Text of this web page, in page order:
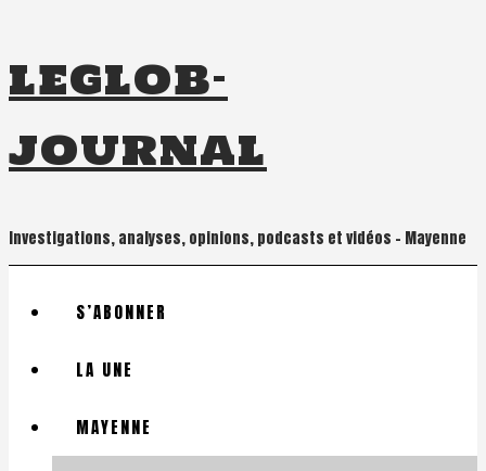
leglob-
journal
Investigations, analyses, opinions, podcasts et vidéos – Mayenne
S’ABONNER
LA UNE
MAYENNE